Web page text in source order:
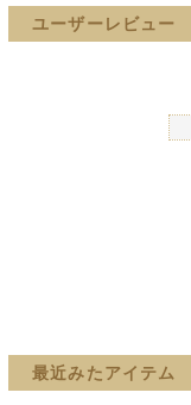
ユーザーレビュー
最近みたアイテム